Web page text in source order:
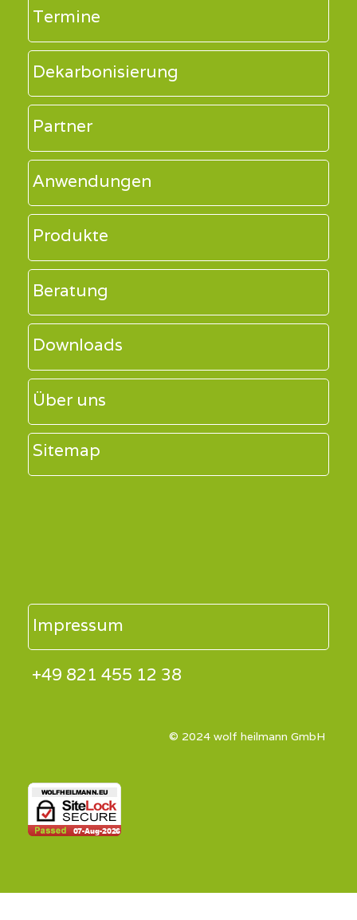
Termine
Dekarbonisierung
Partner
Anwendungen
Produkte
Beratung
Downloads
Über uns
Sitemap
Impressum
+49 821 455 12 38
© 2024 wolf heilmann GmbH